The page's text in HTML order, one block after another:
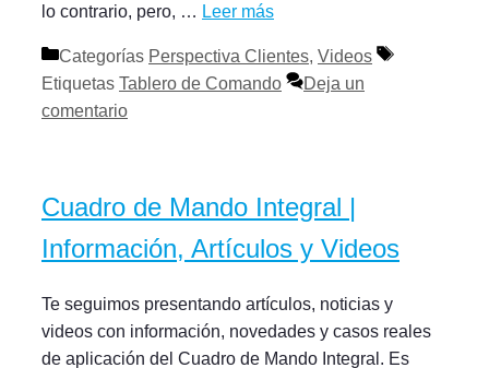
lo contrario, pero, … Leer más
Categorías Perspectiva Clientes, Videos
Etiquetas Tablero de Comando
Deja un
comentario
Cuadro de Mando Integral |
Información, Artículos y Videos
Te seguimos presentando artículos, noticias y
videos con información, novedades y casos reales
de aplicación del Cuadro de Mando Integral. Es